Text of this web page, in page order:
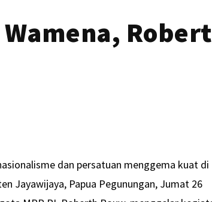
dan persatuan menggema kuat di
Jayawijaya, Papua Pegunungan, Jumat 26